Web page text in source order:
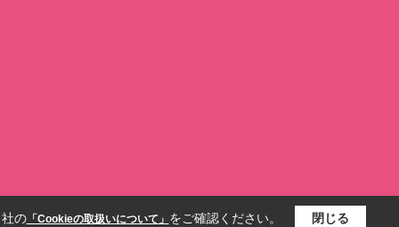
の「Cookieの取扱いについて」 をご確認ください。 閉じる